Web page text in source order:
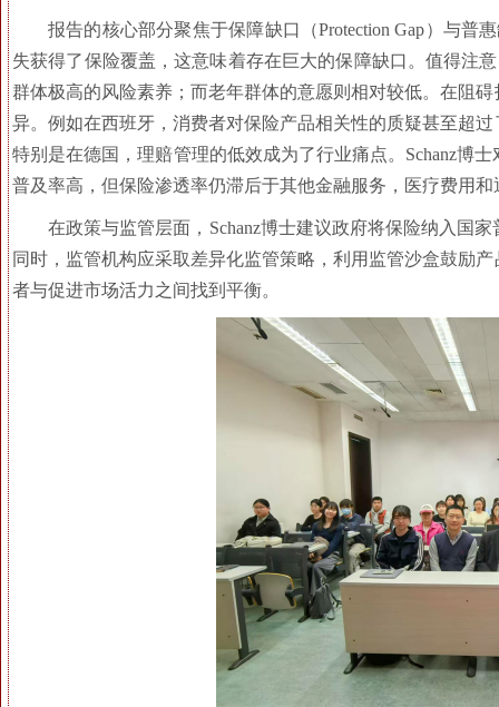
报告的核心部分聚焦于保障缺口（Protection Gap）与普
失获得了保险覆盖，这意味着存在巨大的保障缺口。值得注
群体极高的风险素养；而老年群体的意愿则相对较低。在阻
异。例如在西班牙，消费者对保险产品相关性的质疑甚至超
特别是在德国，理赔管理的低效成为了行业痛点。Schanz博
普及率高，但保险渗透率仍滞后于其他金融服务，医疗费用
在政策与监管层面，Schanz博士建议政府将保险纳入国
同时，监管机构应采取差异化监管策略，利用监管沙盒鼓励
者与促进市场活力之间找到平衡。